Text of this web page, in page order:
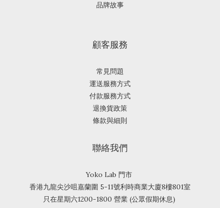
品牌故事
顧客服務
常見問題
運送服務方式
付款服務方式
退換貨政策
條款與細則
聯絡我們
Yoko Lab 門市
香港九龍尖沙咀嘉蘭圍 5-11號利時商業大廈8樓801室
只在星期六1200-1800 營業 (公眾假期休息)